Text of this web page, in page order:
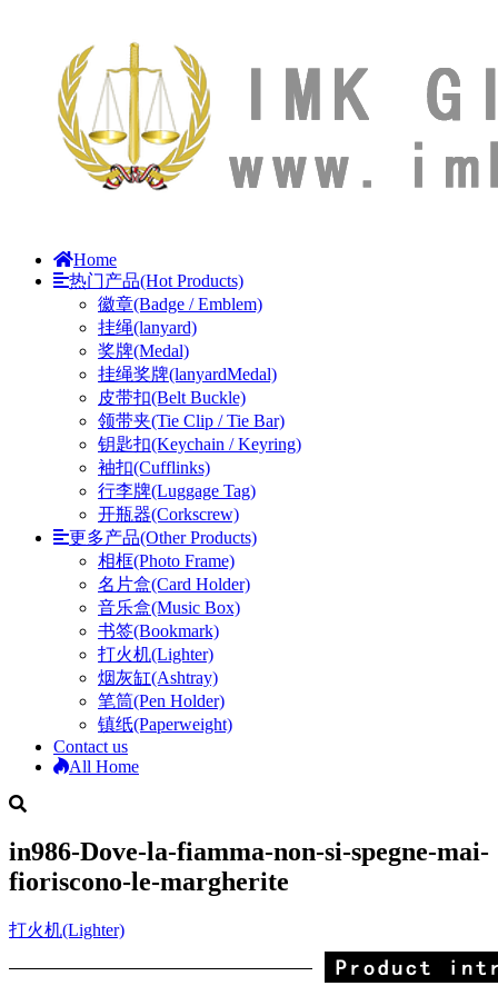
Home
热门产品(Hot Products)
徽章(Badge / Emblem)
挂绳(lanyard)
奖牌(Medal)
挂绳奖牌(lanyardMedal)
皮带扣(Belt Buckle)
领带夹(Tie Clip / Tie Bar)
钥匙扣(Keychain / Keyring)
袖扣(Cufflinks)
行李牌(Luggage Tag)
开瓶器(Corkscrew)
更多产品(Other Products)
相框(Photo Frame)
名片盒(Card Holder)
音乐盒(Music Box)
书签(Bookmark)
打火机(Lighter)
烟灰缸(Ashtray)
笔筒(Pen Holder)
镇纸(Paperweight)
Contact us
All Home
in986-Dove-la-fiamma-non-si-spegne-mai-
fioriscono-le-margherite
打火机(Lighter)